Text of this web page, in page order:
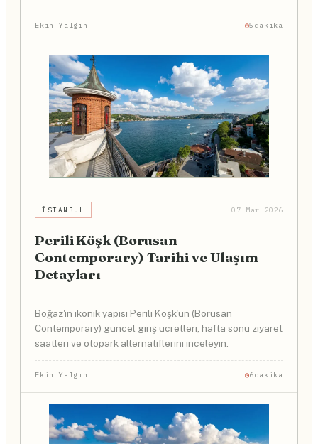
Ekin Yalgın 5dakika
İSTANBUL 07 Mar 2026
Perili Köşk (Borusan
Contemporary) Tarihi ve Ulaşım
Detayları
Boğaz'ın ikonik yapısı Perili Köşk'ün (Borusan
Contemporary) güncel giriş ücretleri, hafta sonu ziyaret
saatleri ve otopark alternatiflerini inceleyin.
Ekin Yalgın 6dakika